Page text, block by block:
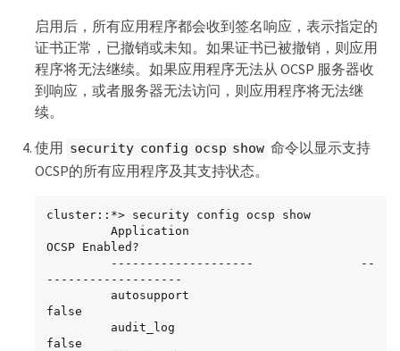
启用后，所有应用程序都会收到签名响应，表示指定的
证书正常，已撤销或未知。如果证书已被撤销，则应用
程序将无法继续。如果应用程序无法从 OCSP 服务器收
到响应，或者服务器无法访问，则应用程序将无法继
续。
使用 security config ocsp show 命令以显示支持
OCSP的所有应用程序及其支持状态。
cluster::*> security config ocsp show
OCSP Enabled?
-------------------
false
false